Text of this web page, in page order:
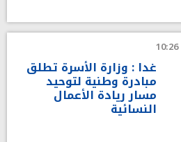
غدا : وزارة الأسرة تطلق
مبادرة وطنية لتوحيد
مسار ريادة الأعمال
النسائية